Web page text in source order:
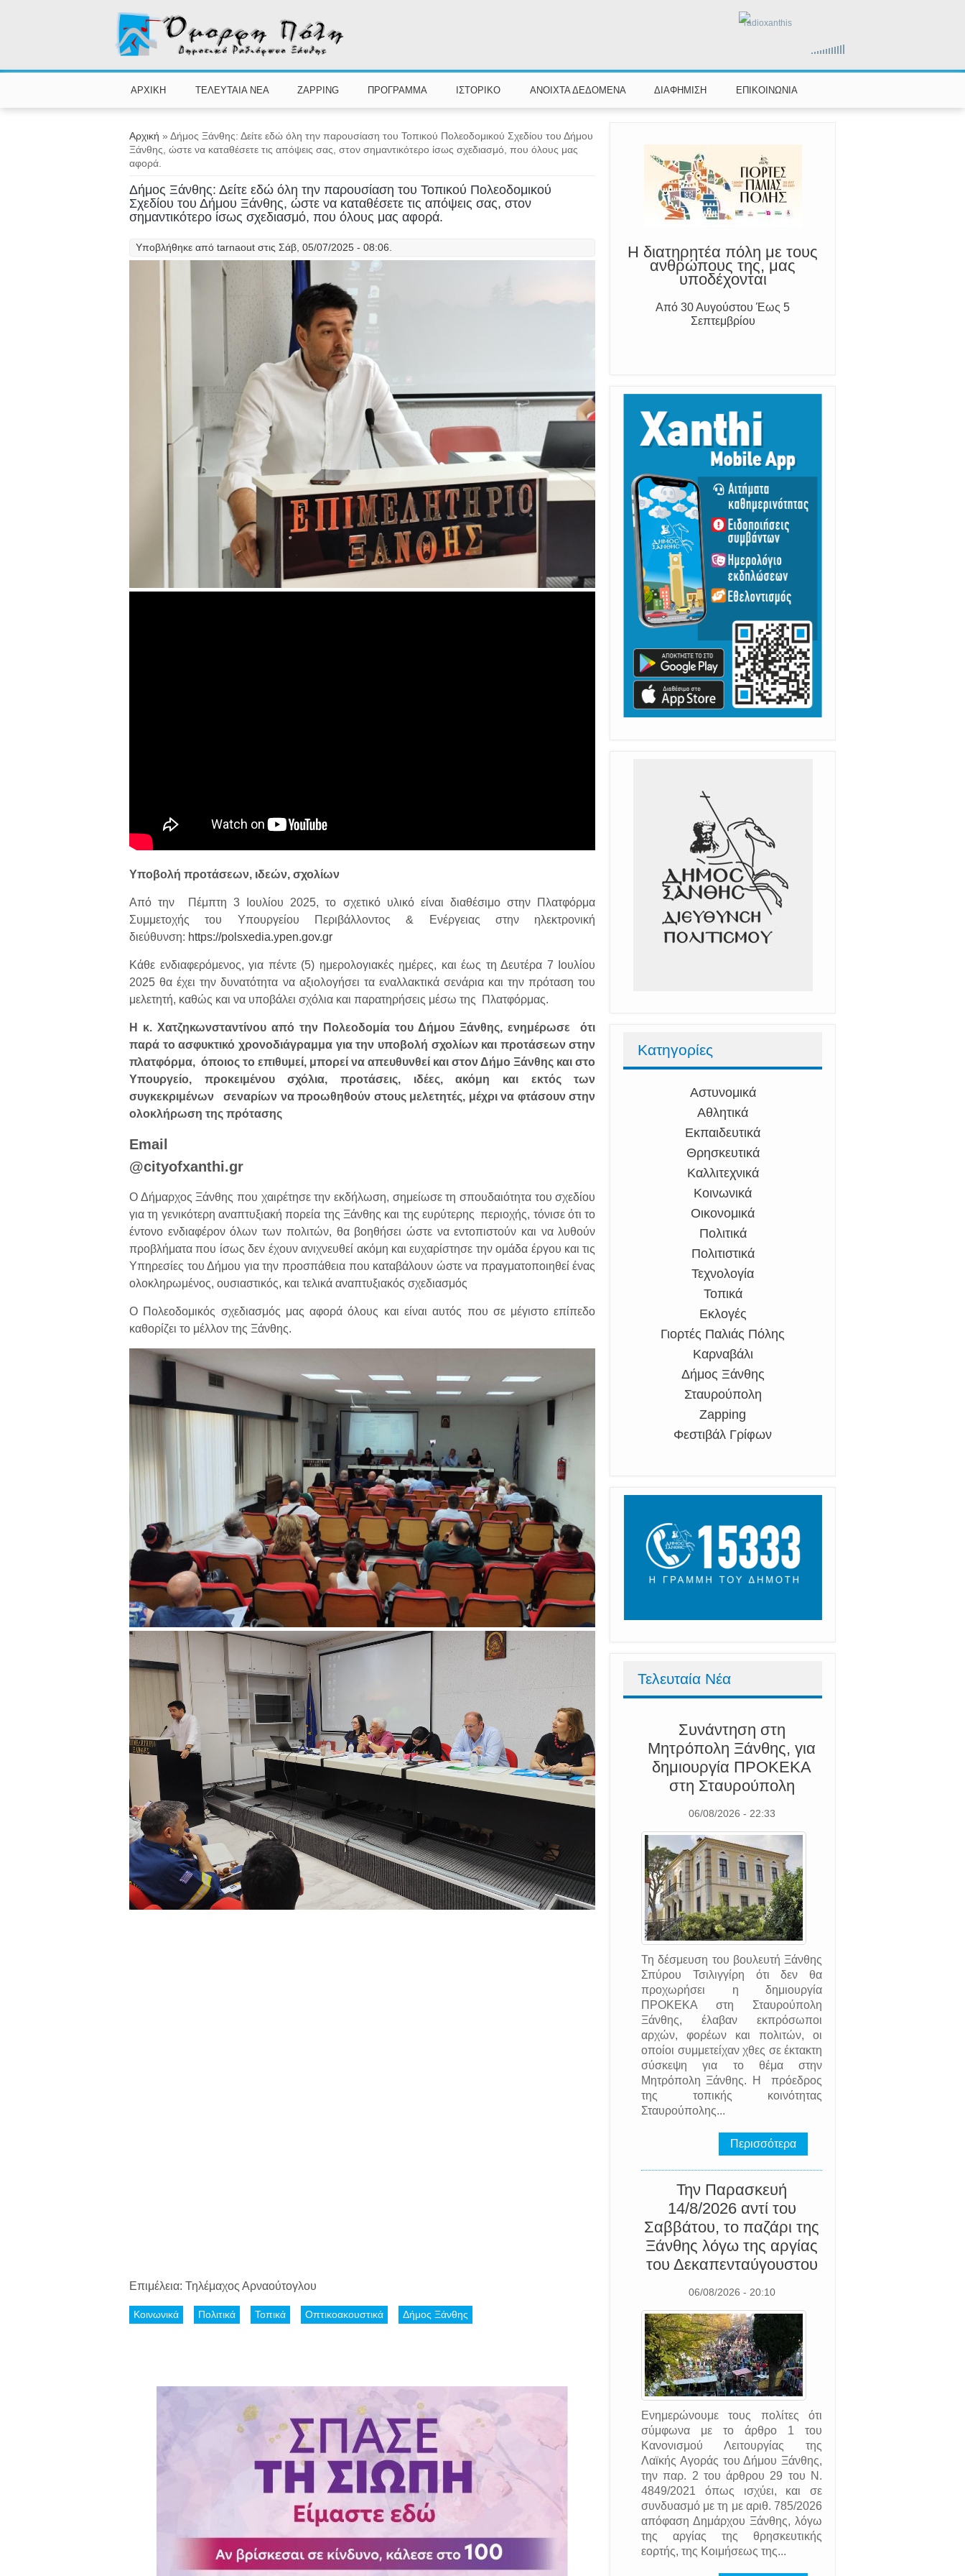
radioxanthis
ΑΡΧΙΚΗ ΤΕΛΕΥΤΑΙΑ ΝΕΑ ZAPPING ΠΡΟΓΡΑΜΜΑ ΙΣΤΟΡΙΚΟ ΑΝΟΙΧΤΑ ΔΕΔΟΜΕΝΑ ΔΙΑΦΗΜΙΣΗ ΕΠΙΚΟΙΝΩΝΙΑ
Είστε εδώ
Αρχική » Δήμος Ξάνθης: Δείτε εδώ όλη την παρουσίαση του Τοπικού Πολεοδομικού Σχεδίου του Δήμου
Ξάνθης, ώστε να καταθέσετε τις απόψεις σας, στον σημαντικότερο ίσως σχεδιασμό, που όλους μας
αφορά.
Δήμος Ξάνθης: Δείτε εδώ όλη την παρουσίαση του Τοπικού Πολεοδομικού
Σχεδίου του Δήμου Ξάνθης, ώστε να καταθέσετε τις απόψεις σας, στον
σημαντικότερο ίσως σχεδιασμό, που όλους μας αφορά.
Υποβλήθηκε από tarnaout στις Σάβ, 05/07/2025 - 08:06.
Υποβολή προτάσεων, ιδεών, σχολίων
Από την Πέμπτη 3 Ιουλίου 2025, το σχετικό υλικό είναι διαθέσιμο στην Πλατφόρμα
Συμμετοχής του Υπουργείου Περιβάλλοντος & Ενέργειας στην ηλεκτρονική
διεύθυνση: https://polsxedia.ypen.gov.gr
Κάθε ενδιαφερόμενος, για πέντε (5) ημερολογιακές ημέρες, και έως τη Δευτέρα 7 Ιουλίου
2025 θα έχει την δυνατότητα να αξιολογήσει τα εναλλακτικά σενάρια και την πρόταση του
μελετητή, καθώς και να υποβάλει σχόλια και παρατηρήσεις μέσω της Πλατφόρμας.
Η κ. Χατζηκωνσταντίνου από την Πολεοδομία του Δήμου Ξάνθης, ενημέρωσε ότι
παρά το ασφυκτικό χρονοδιάγραμμα για την υποβολή σχολίων και προτάσεων στην
πλατφόρμα, όποιος το επιθυμεί, μπορεί να απευθυνθεί και στον Δήμο Ξάνθης και στο
Υπουργείο, προκειμένου σχόλια, προτάσεις, ιδέες, ακόμη και εκτός των
συγκεκριμένων σεναρίων να προωθηθούν στους μελετητές, μέχρι να φτάσουν στην
ολοκλήρωση της πρότασης
Εmail
@cityofxanthi.gr
Ο Δήμαρχος Ξάνθης που χαιρέτησε την εκδήλωση, σημείωσε τη σπουδαιότητα του σχεδίου
για τη γενικότερη αναπτυξιακή πορεία της Ξάνθης και της ευρύτερης περιοχής, τόνισε ότι το
έντονο ενδιαφέρον όλων των πολιτών, θα βοηθήσει ώστε να εντοπιστούν και να λυθούν
προβλήματα που ίσως δεν έχουν ανιχνευθεί ακόμη και ευχαρίστησε την ομάδα έργου και τις
Υπηρεσίες του Δήμου για την προσπάθεια που καταβάλουν ώστε να πραγματοποιηθεί ένας
ολοκληρωμένος, ουσιαστικός, και τελικά αναπτυξιακός σχεδιασμός
Ο Πολεοδομικός σχεδιασμός μας αφορά όλους και είναι αυτός που σε μέγιστο επίπεδο
καθορίζει το μέλλον της Ξάνθης.
Επιμέλεια: Τηλέμαχος Αρναούτογλου
Κοινωνικά Πολιτικά Τοπικά Οπτικοακουστικά Δήμος Ξάνθης
Η διατηρητέα πόλη με τους
ανθρώπους της, μας
υποδέχονται
Από 30 Αυγούστου Έως 5
Σεπτεμβρίου
Παραμένουμε Προσεκτικοί
Καλούμε Άμεσα την Πυροσβεστική στο
199 ή στο 112 και δίνουμε σαφείς
Κατηγορίες
Αστυνομικά
Αθλητικά
Εκπαιδευτικά
Θρησκευτικά
Καλλιτεχνικά
Κοινωνικά
Οικονομικά
Πολιτικά
Πολιτιστικά
Τεχνολογία
Τοπικά
Εκλογές
Γιορτές Παλιάς Πόλης
Καρναβάλι
Δήμος Ξάνθης
Σταυρούπολη
Zapping
Φεστιβάλ Γρίφων
Τελευταία Νέα
Συνάντηση στη
Μητρόπολη Ξάνθης, για
δημιουργία ΠΡΟΚΕΚΑ
στη Σταυρούπολη
06/08/2026 - 22:33
Τη δέσμευση του βουλευτή Ξάνθης
Σπύρου Τσιλιγγίρη ότι δεν θα
προχωρήσει η δημιουργία
ΠΡΟΚΕΚΑ στη Σταυρούπολη
Ξάνθης, έλαβαν εκπρόσωποι
αρχών, φορέων και πολιτών, οι
οποίοι συμμετείχαν χθες σε έκτακτη
σύσκεψη για το θέμα στην
Μητρόπολη Ξάνθης. Η πρόεδρος
της τοπικής κοινότητας
Σταυρούπολης...
Περισσότερα
Την Παρασκευή
14/8/2026 αντί του
Σαββάτου, το παζάρι της
Ξάνθης λόγω της αργίας
του Δεκαπενταύγουστου
06/08/2026 - 20:10
Ενημερώνουμε τους πολίτες ότι
σύμφωνα με το άρθρο 1 του
Κανονισμού Λειτουργίας της
Λαϊκής Αγοράς του Δήμου Ξάνθης,
την παρ. 2 του άρθρου 29 του Ν.
4849/2021 όπως ισχύει, και σε
συνδυασμό με τη με αριθ. 785/2026
απόφαση Δημάρχου Ξάνθης, λόγω
της αργίας της θρησκευτικής
εορτής, της Κοιμήσεως της...